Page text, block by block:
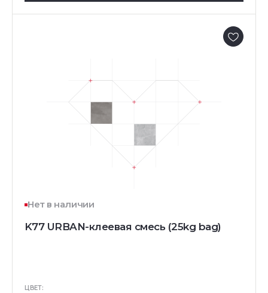
Нет в наличии
K77 URBAN-клеевая смесь (25kg bag)
ЦВЕТ: